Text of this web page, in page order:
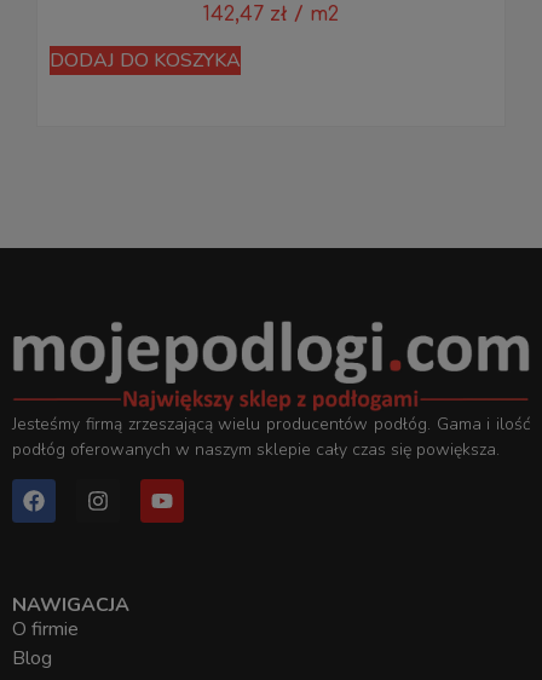
142,47 zł / m2
DODAJ DO KOSZYKA
Jesteśmy firmą zrzeszającą wielu producentów podłóg. Gama i ilość
podłóg oferowanych w naszym sklepie cały czas się powiększa.
NAWIGACJA
O firmie
Blog